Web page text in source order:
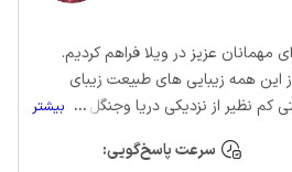
مهمانان عزیز در ویلا فراهم کردیم.
این همه زیبایی های طبیعت زیبای
کم نظیر از نزدیکی دریا و‌جنگل و مرداب
... بیشتر
سرعت پاسخ‌گویی: